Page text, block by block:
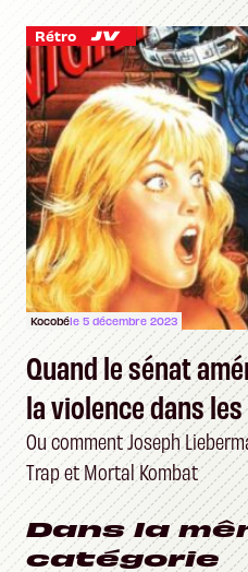
Rétro
Kocobéle 5 décembre 2023
Quand le sénat
la violence dans
Ou comment Joseph
Trap et Mortal Kombat
Dans la
catégorie